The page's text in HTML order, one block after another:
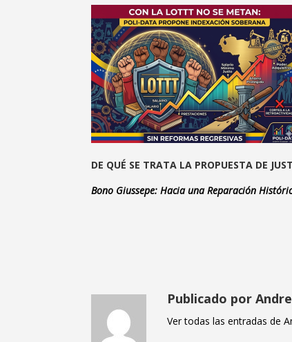
DE QUÉ SE TRATA LA PROPUESTA DE
Bono Giussepe: Hacia una Reparación
Publicado por
Ver todas las entradas de